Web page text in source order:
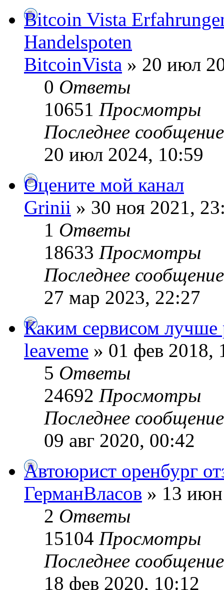
Bitcoin Vista
Handelspoten
BitcoinVista » 20 июл
0 Ответы
10651 Просмотры
Последнее
20 июл 2024, 10:59
Оцените мой канал
Grinii » 30 ноя 2021,
1 Ответы
18633 Просмотры
Последнее
27 мар 2023, 22:27
Каким сервисом лучше
leaveme » 01 фев 2018,
5 Ответы
24692 Просмотры
Последнее
09 авг 2020, 00:42
Автоюрист оренбург
ГерманВласов » 13
2 Ответы
15104 Просмотры
Последнее
18 фев 2020, 10:12